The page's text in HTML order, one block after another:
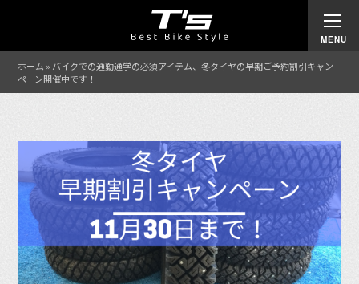
ホーム » バイクでの通勤通学の必須アイテム、冬タイヤの早期ご予約割引キャン
ペーン開催中です！